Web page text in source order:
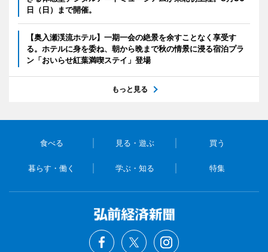
日（日）まで開催。
【奥入瀬渓流ホテル】一期一会の絶景を余すことなく享受す
る。ホテルに身を委ね、朝から晩まで秋の情景に浸る宿泊プラ
ン「おいらせ紅葉満喫ステイ」登場
もっと見る
食べる 見る・遊ぶ 買う
暮らす・働く 学ぶ・知る 特集